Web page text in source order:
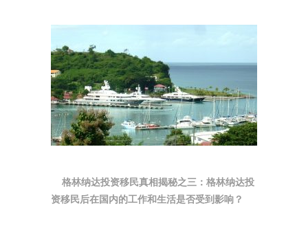
格林纳达投资移民真相揭秘之三：格林纳达投
资移民后在国内的工作和生活是否受到影响？